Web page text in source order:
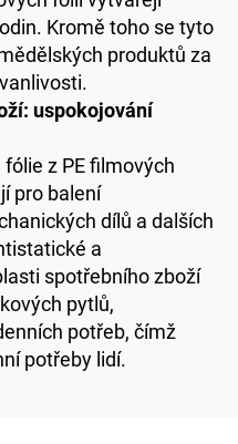
Kromě toho se tyto
produktů za
uspokojování
z PE filmových
pro balení
dílů a dalších
a
spotřebního zboží
pytlů,
potřeb, čímž
potřeby lidí.